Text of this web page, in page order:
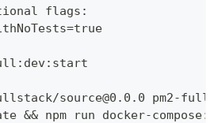
flags:
source@0.0.0 pm2-
&& npm run docker-